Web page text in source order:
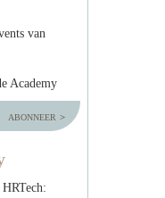
van
Academy
abonneer